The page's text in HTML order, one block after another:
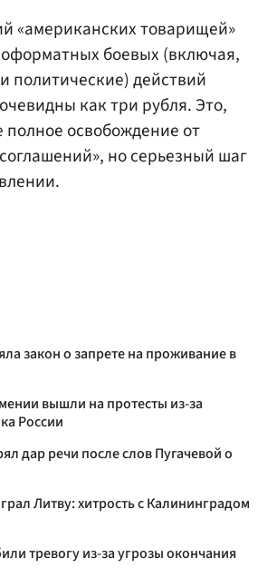
«американских товарищей»
боевых (включая,
политические) действий
как три рубля. Это,
освобождение от
но серьезный шаг
закон о запрете на проживание в
вышли на протесты из-за
России
дар речи после слов Пугачевой о
Литву: хитрость с Калининградом
тревогу из-за угрозы окончания